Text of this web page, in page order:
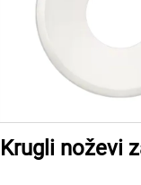
Krugli noževi